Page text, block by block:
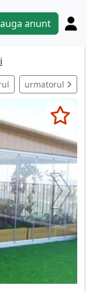
anunt
urmatorul